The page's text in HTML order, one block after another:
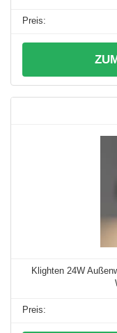
Klighten 24W